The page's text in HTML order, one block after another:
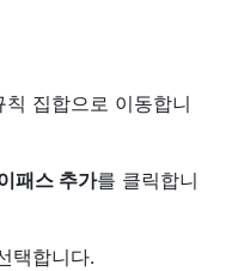
집합으로 이동합니
패스 추가를 클릭합니
택합니다.